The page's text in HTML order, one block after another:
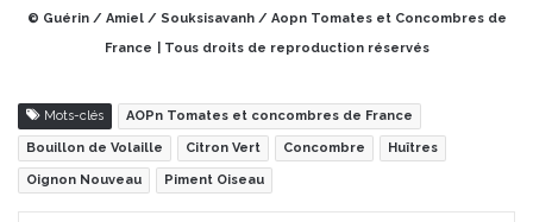
© Guérin / Amiel / Souksisavanh / Aopn Tomates et Concombres de
France
| Tous droits de reproduction réservés
Mots-clés AOPn Tomates et concombres de France
Bouillon de Volaille Citron Vert Concombre Huîtres
Oignon Nouveau Piment Oiseau